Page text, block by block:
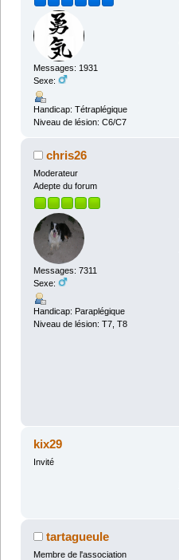
Messages: 1931
Sexe:
Handicap: Tétraplégique
Niveau de lésion: C6/C7
chris26
Moderateur
Adepte du forum
Messages: 7311
Sexe:
Handicap: Paraplégique
Niveau de lésion: T7, T8
kix29
Invité
tartagueule
Membre de l'association